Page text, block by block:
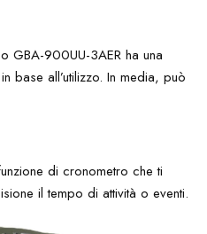
GBA-900UU-3AER ha una
base all’utilizzo. In media, può
di cronometro che ti
il tempo di attività o eventi.